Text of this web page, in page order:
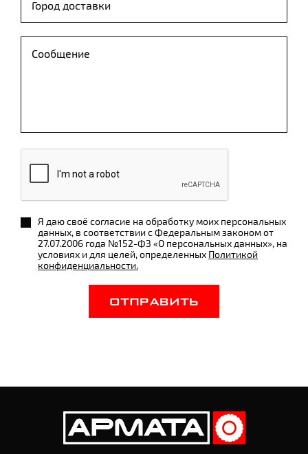
Я даю своё согласие на обработку моих персональных
данных, в соответствии с Федеральным законом от
27.07.2006 года №152-ФЗ «О персональных данных», на
условиях и для целей, определенных Политикой
конфиденциальности.
ОТПРАВИТЬ